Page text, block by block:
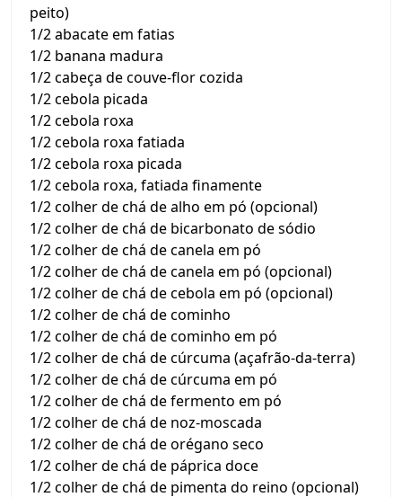
peito)
1/2 abacate em fatias
1/2 banana madura
1/2 cabeça de couve-flor cozida
1/2 cebola picada
1/2 cebola roxa
1/2 cebola roxa fatiada
1/2 cebola roxa picada
1/2 cebola roxa, fatiada finamente
1/2 colher de chá de alho em pó (opcional)
1/2 colher de chá de bicarbonato de sódio
1/2 colher de chá de canela em pó
1/2 colher de chá de canela em pó (opcional)
1/2 colher de chá de cebola em pó (opcional)
1/2 colher de chá de cominho
1/2 colher de chá de cominho em pó
1/2 colher de chá de cúrcuma (açafrão-da-terra)
1/2 colher de chá de cúrcuma em pó
1/2 colher de chá de fermento em pó
1/2 colher de chá de noz-moscada
1/2 colher de chá de orégano seco
1/2 colher de chá de páprica doce
1/2 colher de chá de pimenta do reino (opcional)